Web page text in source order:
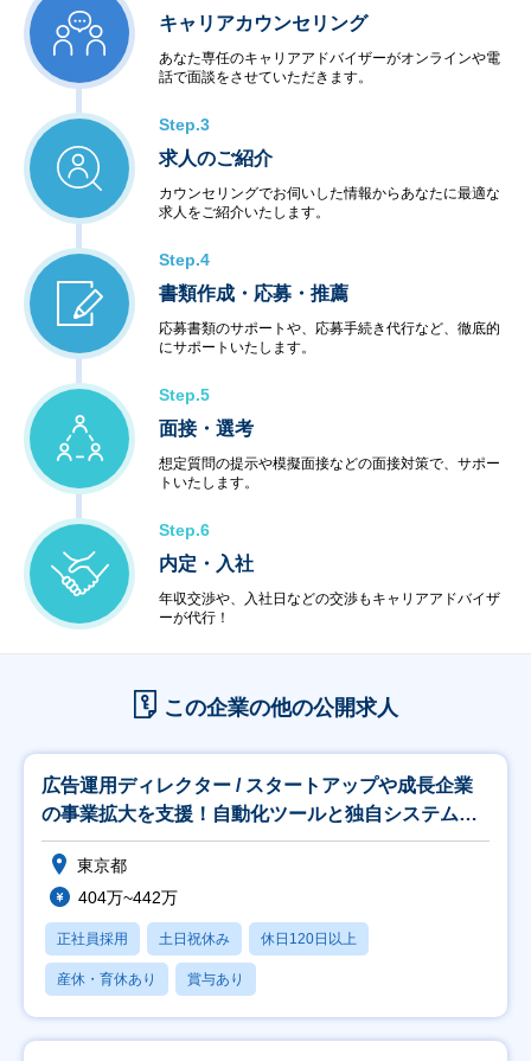
キャリアカウンセリング
あなた専任のキャリアアドバイザーがオンラインや電
話で面談をさせていただきます。
Step.3
求人のご紹介
カウンセリングでお伺いした情報からあなたに最適な
求人をご紹介いたします。
Step.4
書類作成・応募・推薦
応募書類のサポートや、応募手続き代行など、徹底的
にサポートいたします。
Step.5
面接・選考
想定質問の提示や模擬面接などの面接対策で、サポー
トいたします。
Step.6
内定・入社
年収交渉や、入社日などの交渉もキャリアアドバイザ
ーが代行！
この企業の他の公開求人
広告運用ディレクター / スタートアップや成長企業
の事業拡大を支援！自動化ツールと独自システムを
駆使
東京都
404万~442万
正社員採用 土日祝休み 休日120日以上
産休・育休あり 賞与あり